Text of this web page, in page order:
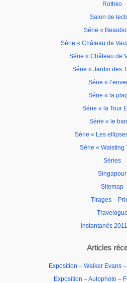
Rothko
Salon de
Série «
Série « Château de
Série « Château de
Série « Jardin des
Série «
Série « la
Série « la Tour
Série « le
Série « Les
Série « Waisting
Séries
Singapour
Sitemap
Tirages –
Travelogue
Instantanés
Articles
Exposition – Walker Evans
Exposition – Autophoto –